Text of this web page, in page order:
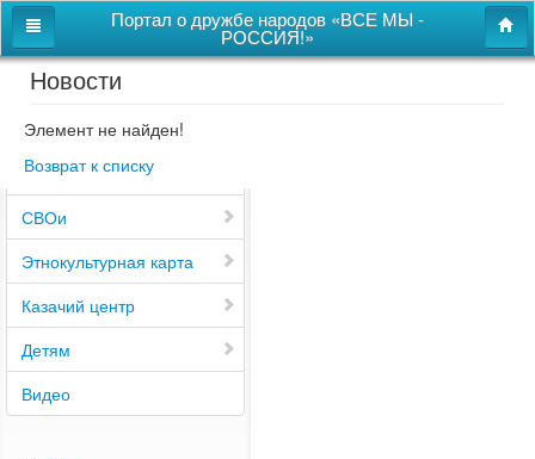
Портал о дружбе народов «ВСЕ МЫ -
РОССИЯ!»
Главная
Дом дружбы народов
Новости
СВОи
Этнокультурная карта
Казачий центр
Детям
Видео
Новости
Элемент не найден!
Возврат к списку